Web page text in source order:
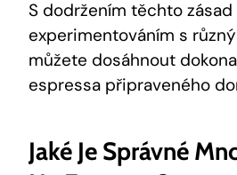
S dodržením těchto zásad
experimentováním s
můžete dosáhnout
espressa připraveného
Jaké Je Správné